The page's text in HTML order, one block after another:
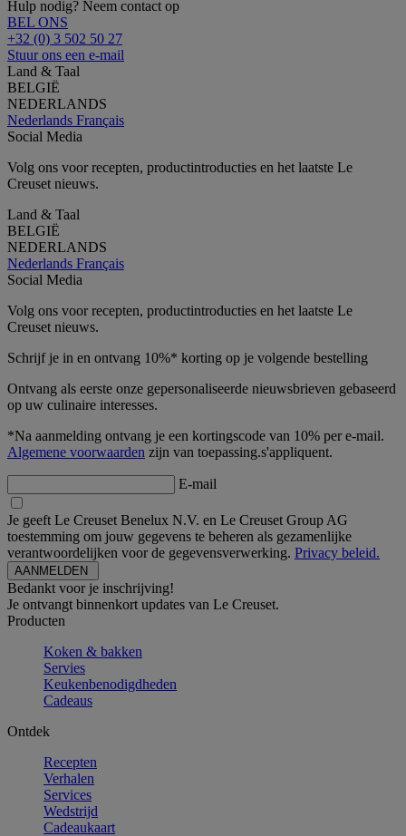
Hulp nodig? Neem contact op
BEL ONS
+32 (0) 3 502 50 27
Stuur ons een e-mail
Land & Taal
BELGIË
NEDERLANDS
Nederlands Français
Social Media
Volg ons voor recepten, productintroducties en het laatste Le
Creuset nieuws.
Land & Taal
BELGIË
NEDERLANDS
Nederlands Français
Social Media
Volg ons voor recepten, productintroducties en het laatste Le
Creuset nieuws.
Schrijf je in en ontvang 10%* korting op je volgende bestelling
Ontvang als eerste onze gepersonaliseerde nieuwsbrieven gebaseerd
op uw culinaire interesses.
*Na aanmelding ontvang je een kortingscode van 10% per e-mail.
Algemene voorwaarden zijn van toepassing.s'appliquent.
E-mail
Je geeft Le Creuset Benelux N.V. en Le Creuset Group AG
toestemming om jouw gegevens te beheren als gezamenlijke
verantwoordelijken voor de gegevensverwerking. Privacy beleid.
Bedankt voor je inschrijving!
Je ontvangt binnenkort updates van Le Creuset.
Producten
Koken & bakken
Servies
Keukenbenodigdheden
Cadeaus
Ontdek
Recepten
Verhalen
Services
Wedstrijd
Cadeaukaart